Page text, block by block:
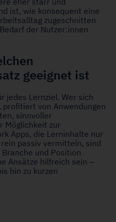
eher starr und
ist, wie konsequent eine
zugeschnitten
der Nutzer:innen
geeignet ist
jedes Lernziel. Wer sich
von Anwendungen
sinnvoller
Möglichkeit zur
Apps, die Lerninhalte nur
passiv vermitteln, sind
und Position
Ansätze hilfreich sein –
hin zu kurzen